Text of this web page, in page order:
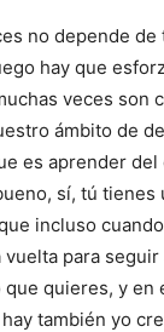
no depende
hay que
veces son
ámbito de
es aprender del
sí, tú tienes
incluso
para
quieres, y en
también yo